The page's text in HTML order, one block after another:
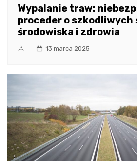
Wypalanie traw:
proceder o szkodliwych
środowiska i zdrowia
13 marca 2025